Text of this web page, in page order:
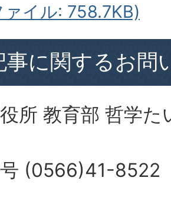
ァイル: 758.7KB)
事に関するお問
所 教育部 哲学た
(0566)41-8522